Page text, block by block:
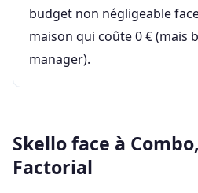
budget non négligeable
maison qui coûte 0 € (mais
manager).
Skello face à
Factorial